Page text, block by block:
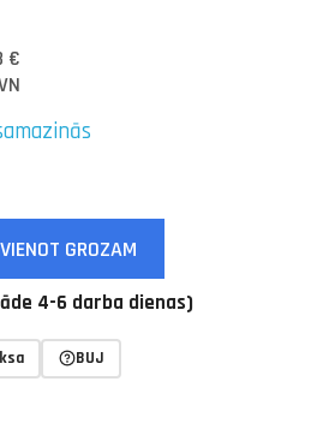
€
GROZAM
4-6 darba dienas)
BUJ